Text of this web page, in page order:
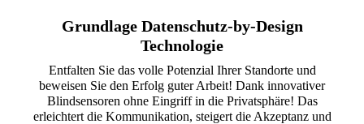
Grundlage Datenschutz-by-Design
Technologie
Entfalten Sie das volle Potenzial Ihrer Standorte und
beweisen Sie den Erfolg guter Arbeit! Dank innovativer
Blindsensoren ohne Eingriff in die Privatsphäre! Das
erleichtert die Kommunikation, steigert die Akzeptanz und